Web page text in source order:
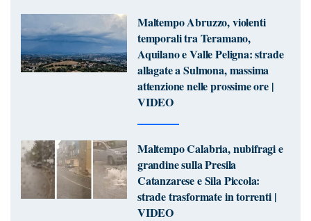
Maltempo Abruzzo, violenti
temporali tra Teramano,
Aquilano e Valle Peligna: strade
allagate a Sulmona, massima
attenzione nelle prossime ore |
VIDEO
Maltempo Calabria, nubifragi e
grandine sulla Presila
Catanzarese e Sila Piccola:
strade trasformate in torrenti |
VIDEO